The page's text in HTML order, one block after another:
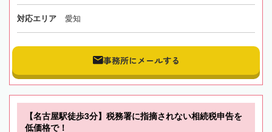
対応エリア 愛知
事務所にメールする
【名古屋駅徒歩3分】税務署に指摘されない相続税申告を
低価格で！